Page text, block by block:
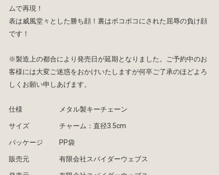
ムで再現！
表は威風堂々とした勝ち顔！裏はボコボコにされた屈辱の負け顔
です！
※製造上の都合により発売日が延期となりました。ご予約中のお
客様には大変ご迷惑をおかけいたしますが何卒ご了承のほどよろ
しくお願い申しあげます。
仕様 メタル製キーチェーン
サイズ チャーム：直径3.5cm
パッケージ PP袋
販売元 有限会社スパイダーウェブス